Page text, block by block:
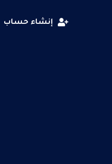
إنشاء حساب